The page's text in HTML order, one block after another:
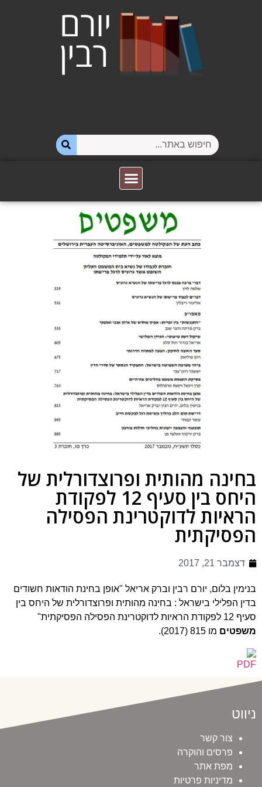
בחינה מהותית ופרוצדורלית של
היחס בין סעיף 12 לפקודת
הראיות לדוקטרינת הפסילה
הפסיקתית
דצמבר 21, 2017
בנימין בלום, יורם רבין וברק אריאל "אופן בחינת הודאות חשודים
בדין הפלילי בישראל : בחינה מהותית ופרוצדורלית של היחס בין
סעיף 12 לפקודת הראיות לדוקטרינת הפסילה הפסיקתית"
משפטים מו 815 (2017).
ניווט
צור קשר
פרסים והוקרה
מפת אתר
מדיניות פרטיות